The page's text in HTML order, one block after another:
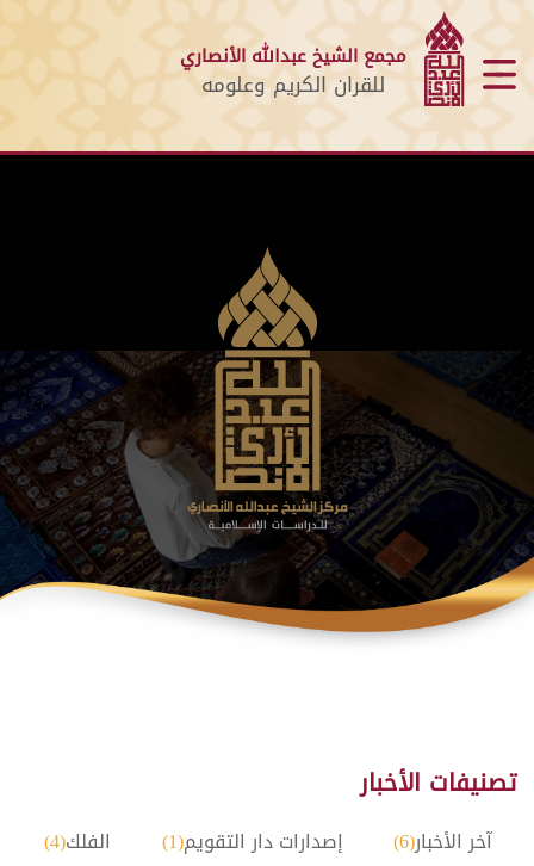
مجمع الشيخ عبدالله الأنصاري
للقران الكريم وعلومه
تصنيفات الأخبار
آخر الأخبار(6) إصدارات دار التقويم(1) الفلك(4)